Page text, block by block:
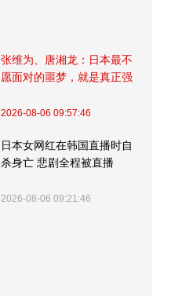
张维为、唐湘龙：日本最不
愿面对的噩梦，就是真正强
2026-08-06 09:57:46
日本女网红在韩国直播时自
杀身亡 悲剧全程被直播
2026-08-06 09:21:46